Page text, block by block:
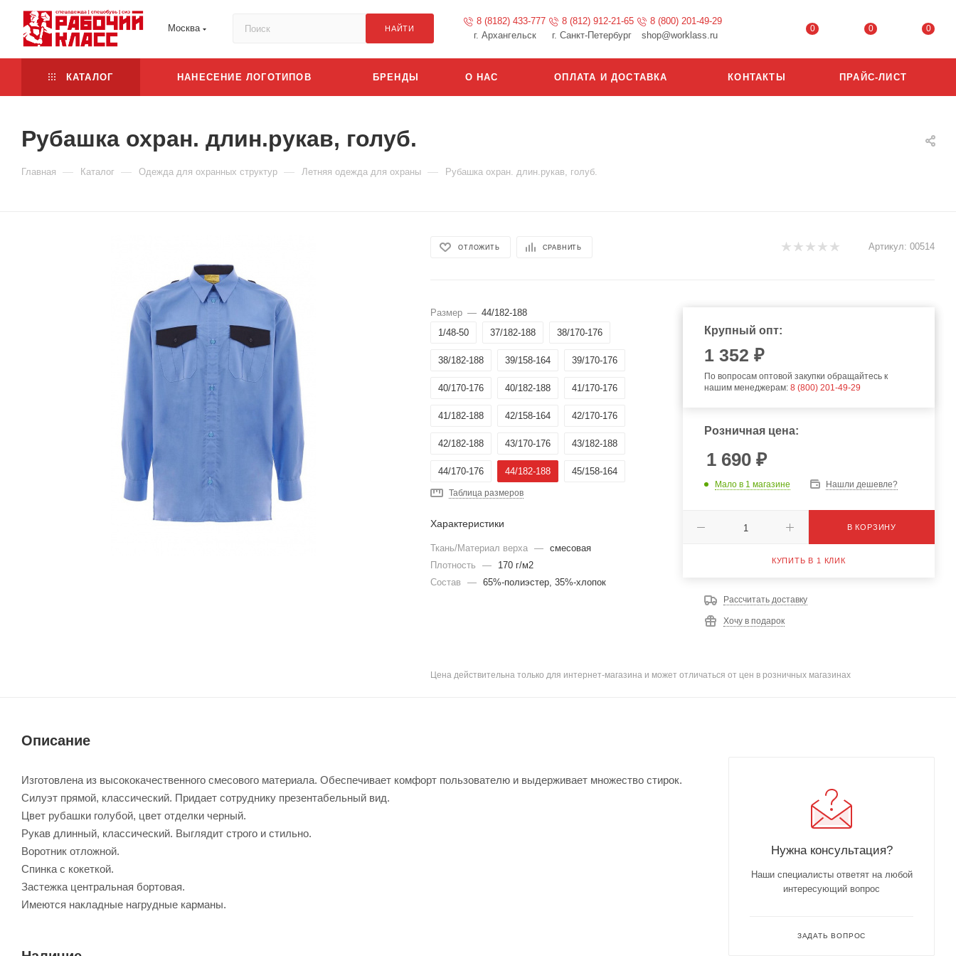
Москва НАЙТИ
8 (8182) 433-777
г. Архангельск
8 (812) 912-21-65
г. Санкт-Петербург
8 (800) 201-49-29
shop@worklass.ru
0 0 0
КАТАЛОГ НАНЕСЕНИЕ ЛОГОТИПОВ БРЕНДЫ О НАС ОПЛАТА И ДОСТАВКА КОНТАКТЫ ПРАЙС-ЛИСТ
Рубашка охран. длин.рукав, голуб.
Главная — Каталог — Одежда для охранных структур — Летняя одежда для охраны — Рубашка охран. длин.рукав, голуб.
ОТЛОЖИТЬ СРАВНИТЬ Артикул: 00514
Размер — 44/182-188
1/48-50
37/182-188 38/170-176
38/182-188 39/158-164 39/170-176
40/170-176 40/182-188 41/170-176
41/182-188 42/158-164 42/170-176
42/182-188 43/170-176 43/182-188
44/170-176 44/182-188 45/158-164
45/170-176 45/182-188
46/170-176
47/182-188 48/170-176 50/158-164
44-46/158-164 52/194-200
Таблица размеров
Характеристики
Ткань/Материал верха —
смесовая
Плотность
—
170 г/м2
Состав
— 65%-полиэстер, 35%-хлопок
Крупный опт:
1 352 ₽
По вопросам оптовой закупки обращайтесь к
нашим менеджерам: 8 (800) 201-49-29
Розничная цена:
1 690₽
Мало в 1 магазине Нашли дешевле?
В КОРЗИНУ
КУПИТЬ В 1 КЛИК
Рассчитать доставку
Хочу в подарок
Цена действительна только для интернет-магазина и может отличаться от цен в розничных магазинах
Описание
Изготовлена из высококачественного смесового материала. Обеспечивает комфорт пользователю и выдерживает множество стирок.
Силуэт прямой, классический. Придает сотруднику презентабельный вид.
Цвет рубашки голубой, цвет отделки черный.
Рукав длинный, классический. Выглядит строго и стильно.
Воротник отложной.
Спинка с кокеткой.
Застежка центральная бортовая.
Имеются накладные нагрудные карманы.
Нужна консультация?
Наши специалисты ответят на любой
интересующий вопрос
ЗАДАТЬ ВОПРОС